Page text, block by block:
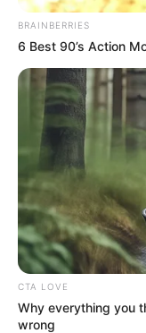
BRAINBERRIES
6 Best 90’s Action
CTA LOVE
Why everything you
wrong